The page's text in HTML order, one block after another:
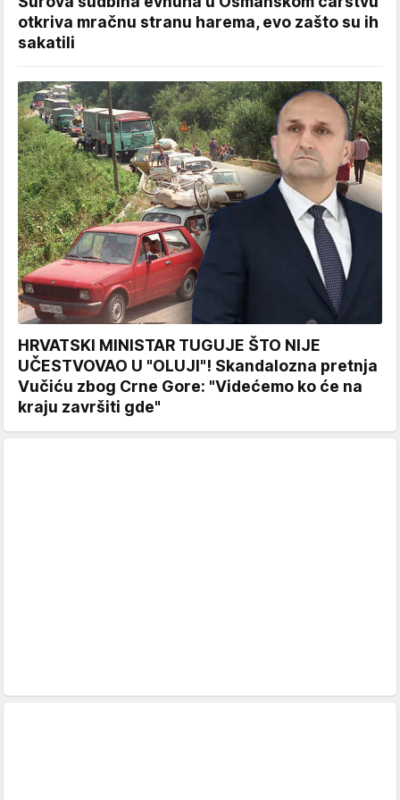
otkriva mračnu stranu harema, evo zašto su ih
sakatili
HRVATSKI MINISTAR TUGUJE ŠTO NIJE
UČESTVOVAO U "OLUJI"! Skandalozna pretnja
Vučiću zbog Crne Gore: "Videćemo ko će na
kraju završiti gde"